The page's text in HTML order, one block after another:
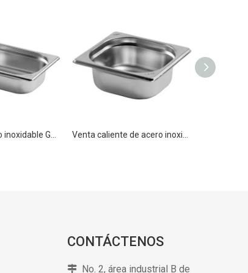
CONTÁCTENOS
 No. 2, área industrial B de